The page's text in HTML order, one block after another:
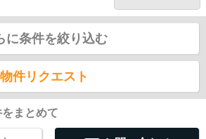
に条件を絞り込む
物件リクエスト
まとめて